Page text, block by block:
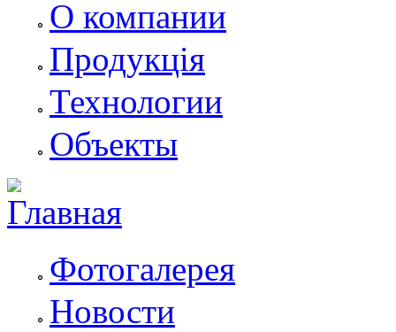
О компании
Продукція
Технологии
Объекты
Фотогалерея
Новости